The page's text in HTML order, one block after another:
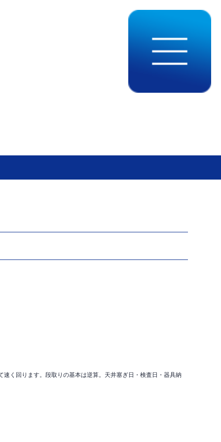
く回ります。段取りの基本は逆算。天井塞ぎ日・検査日・器具納